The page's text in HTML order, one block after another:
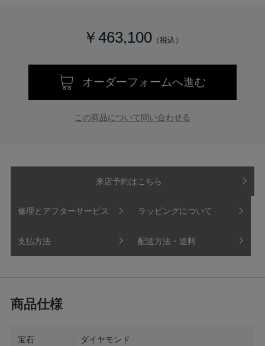
￥463,100
オーダーフォームへ進む
この商品について問い合わせる
来店予約はこちら
修理とアフターサービス ラッピングについて
支払方法 配送方法・送料
宝石 ダイヤモンド